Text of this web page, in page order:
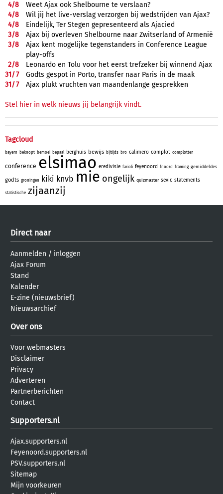
4/8
Weet Ajax ook Shelbourne te verslaan?
4/8
Wil jij het live-verslag verzorgen bij wedstrijden van Ajax?
4/8
Eindelijk, Ter Stegen gepresenteerd als Ajacied
3/8
Ajax bij overleven Shelbourne naar Zwitserland of Armenië
3/8
Ajax kent mogelijke tegenstanders in Conference League
play-offs
2/8
Leonardo en Tolu voor het eerst trefzeker bij winnend Ajax
31/7
Godts gespot in Porto, transfer naar Paris in de maak
31/7 Ajax plukt vruchten van maandenlange gesprekken
Stel hier in welk nieuws jij belangrijk vindt.
Tagcloud
bayern beknopt bemoei bepaal berghuis bewijs bijtijds bro calimero complot complotten
conference elsimao eredivisie farioli feyenoord fnoord framing gemiddeldes
godts groningen kiki knvb mie ongelijk quizmaster sevic statements
statistische zijaanzij
Direct naar
Aanmelden / inloggen
Ajax Forum
Stand
Kalender
E-zine (nieuwsbrief)
Nieuwsarchief
Over ons
Voor webmasters
Disclaimer
Privacy
Adverteren
Partnerberichten
Contact
Supporters.nl
Ajax.supporters.nl
Feyenoord.supporters.nl
PSV.supporters.nl
Sitemap
Mijn voorkeuren